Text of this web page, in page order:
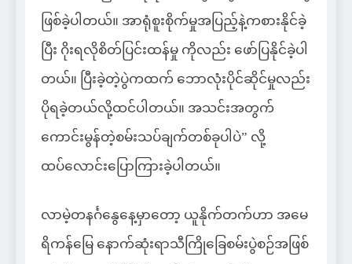
ဖြစ်ခဲ့ပါတယ်။ အာရုံစူးစိုက်မှုအပြည့်နဲ့ကစားနိုင်ခဲ့
ပြီး ဂိုးရလိုစိတ်ပြင်းထန်မှု ကိုလည်း ဖော်ပြနိုင်ခဲ့ပါ
တယ်။ ပြီးခဲ့တဲ့ပွဲကထက် ဘောလုံးပိုင်ဆိုင်မှုလည်း
ပိုရခဲ့တယ်လို့ထင်ပါတယ်။ အသင်းအတွက်
ကောင်းမွန်တဲ့စမ်းသပ်ချက်တစ်ခုပါပဲ” လို့
ထပ်လောင်းပြောကြားခဲ့ပါတယ်။
လာမဲ့တနင်္ဂနွေနေ့မှာတော့ ယူနိုက်တက်ဟာ အမေ
ရိကန်မြေ နောက်ဆုံးရာသီကြိုခြေစမ်းပွဲစဉ်အဖြစ်